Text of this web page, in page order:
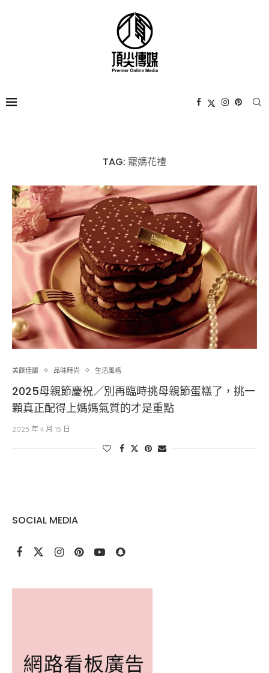
TAG: 寵媽花禮
美饌佳釀 品味時尚 生活風格
2025母親節慶祝／別再臨時挑母親節蛋糕了，挑一
顆真正配得上媽媽氣質的才是重點
2025 年 4 月 15 日
SOCIAL MEDIA